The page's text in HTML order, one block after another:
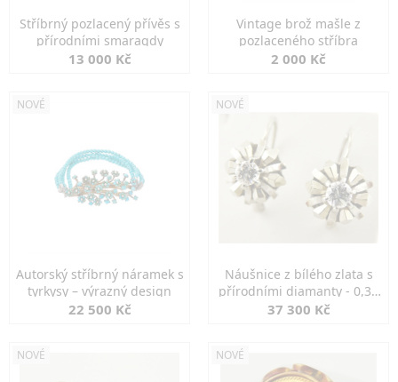
Stříbrný pozlacený přívěs s
přírodními smaragdy
13 000 Kč
Vintage brož mašle z
pozlaceného stříbra
2 000 Kč
NOVÉ
Autorský stříbrný náramek s
tyrkysy – výrazný design
22 500 Kč
NOVÉ
Náušnice z bílého zlata s
přírodními diamanty - 0,30
ct
37 300 Kč
NOVÉ NOVÉ